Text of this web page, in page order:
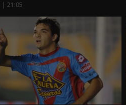
| 21:05